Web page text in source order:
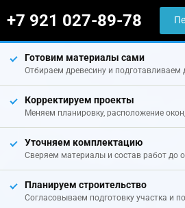
+7 921 027-89-78
Готовим материалы сами
Отбираем древесину и подготавливаем
Корректируем проекты
Меняем планировку, расположение
Уточняем комплектацию
Сверяем материалы и состав работ до
Планируем строительство
Согласовываем подготовку участка и